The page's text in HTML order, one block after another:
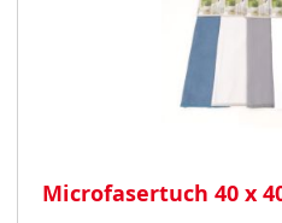
Microfasertuch 40 x